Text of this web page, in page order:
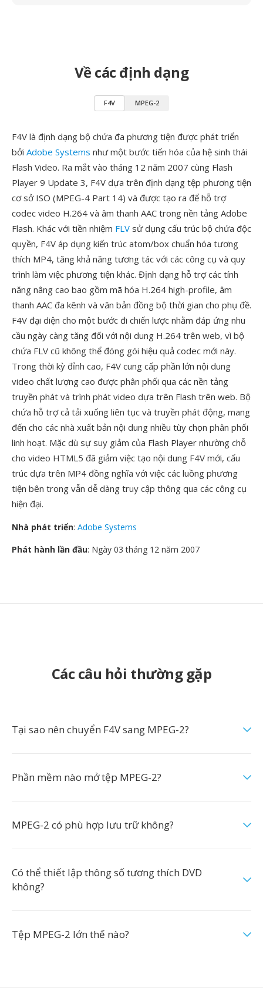
Về các định dạng
F4V MPEG-2
F4V là định dạng bộ chứa đa phương tiện được phát triển
bởi Adobe Systems như một bước tiến hóa của hệ sinh thái
Flash Video. Ra mắt vào tháng 12 năm 2007 cùng Flash
Player 9 Update 3, F4V dựa trên định dạng tệp phương tiện
cơ sở ISO (MPEG-4 Part 14) và được tạo ra để hỗ trợ
codec video H.264 và âm thanh AAC trong nền tảng Adobe
Flash. Khác với tiền nhiệm FLV sử dụng cấu trúc bộ chứa độc
quyền, F4V áp dụng kiến trúc atom/box chuẩn hóa tương
thích MP4, tăng khả năng tương tác với các công cụ và quy
trình làm việc phương tiện khác. Định dạng hỗ trợ các tính
năng nâng cao bao gồm mã hóa H.264 high-profile, âm
thanh AAC đa kênh và văn bản đồng bộ thời gian cho phụ đề.
F4V đại diện cho một bước đi chiến lược nhằm đáp ứng nhu
cầu ngày càng tăng đối với nội dung H.264 trên web, vì bộ
chứa FLV cũ không thể đóng gói hiệu quả codec mới này.
Trong thời kỳ đỉnh cao, F4V cung cấp phần lớn nội dung
video chất lượng cao được phân phối qua các nền tảng
truyền phát và trình phát video dựa trên Flash trên web. Bộ
chứa hỗ trợ cả tải xuống liên tục và truyền phát động, mang
đến cho các nhà xuất bản nội dung nhiều tùy chọn phân phối
linh hoạt. Mặc dù sự suy giảm của Flash Player nhường chỗ
cho video HTML5 đã giảm việc tạo nội dung F4V mới, cấu
trúc dựa trên MP4 đồng nghĩa với việc các luồng phương
tiện bên trong vẫn dễ dàng truy cập thông qua các công cụ
hiện đại.
Nhà phát triển: Adobe Systems
Phát hành lần đầu: Ngày 03 tháng 12 năm 2007
Các câu hỏi thường gặp
Tại sao nên chuyển F4V sang MPEG-2?
Phần mềm nào mở tệp MPEG-2?
MPEG-2 có phù hợp lưu trữ không?
Có thể thiết lập thông số tương thích DVD
không?
Tệp MPEG-2 lớn thế nào?